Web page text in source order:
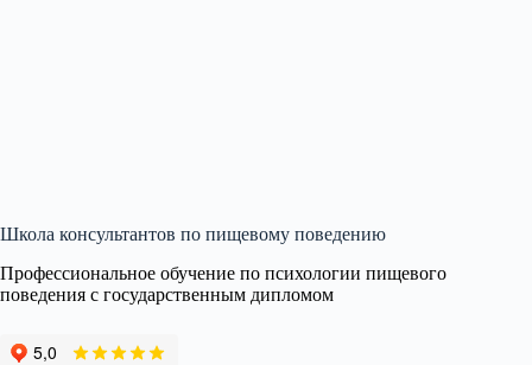
Школа консультантов по пищевому поведению
Профессиональное обучение по психологии пищевого
поведения с государственным дипломом